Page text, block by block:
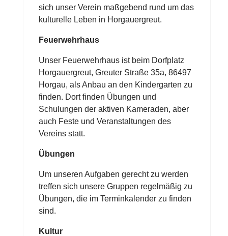
sich unser Verein maßgebend rund um das
kulturelle Leben in Horgauergreut.
Feuerwehrhaus
Unser Feuerwehrhaus ist beim Dorfplatz
Horgauergreut, Greuter Straße 35a, 86497
Horgau, als Anbau an den Kindergarten zu
finden. Dort finden Übungen und
Schulungen der aktiven Kameraden, aber
auch Feste und Veranstaltungen des
Vereins statt.
Übungen
Um unseren Aufgaben gerecht zu werden
treffen sich unsere Gruppen regelmäßig zu
Übungen, die im Terminkalender zu finden
sind.
Kultur